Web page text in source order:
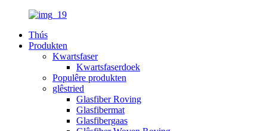
Thús
Produkten
Kwartsfaser
Kwartsfaserdoek
Populêre produkten
glêstried
Glasfiber Roving
Glasfibermat
Glasfibergaas